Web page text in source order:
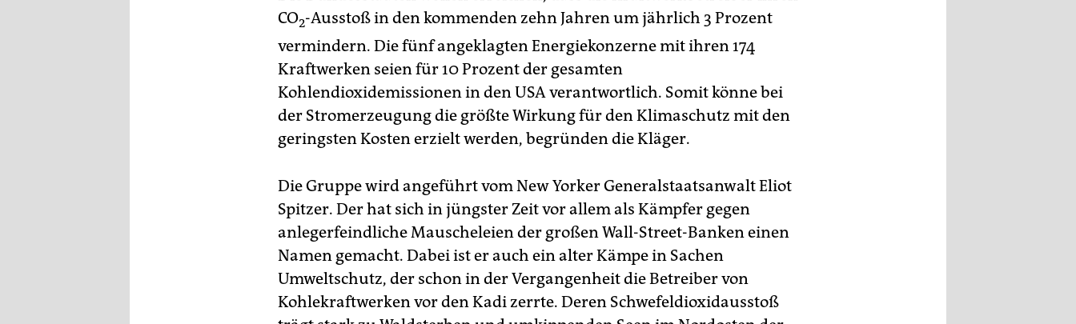
CO2-Ausstoß in den kommenden zehn Jahren um jährlich 3 Prozent
vermindern. Die fünf angeklagten Energiekonzerne mit ihren 174
Kraftwerken seien für 10 Prozent der gesamten
Kohlendioxidemissionen in den USA verantwortlich. Somit könne bei
der Stromerzeugung die größte Wirkung für den Klimaschutz mit den
geringsten Kosten erzielt werden, begründen die Kläger.
Die Gruppe wird angeführt vom New Yorker Generalstaatsanwalt Eliot
Spitzer. Der hat sich in jüngster Zeit vor allem als Kämpfer gegen
anlegerfeindliche Mauscheleien der großen Wall-Street-Banken einen
Namen gemacht. Dabei ist er auch ein alter Kämpe in Sachen
Umweltschutz, der schon in der Vergangenheit die Betreiber von
Kohlekraftwerken vor den Kadi zerrte. Deren Schwefeldioxidausstoß